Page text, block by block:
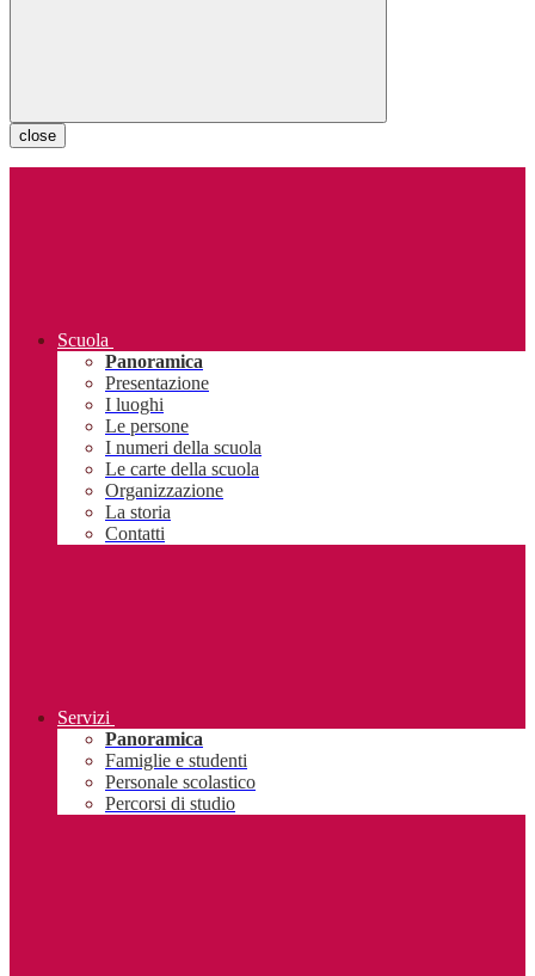
close
Scuola
Panoramica
Presentazione
I luoghi
Le persone
I numeri della scuola
Le carte della scuola
Organizzazione
La storia
Contatti
Servizi
Panoramica
Famiglie e studenti
Personale scolastico
Percorsi di studio